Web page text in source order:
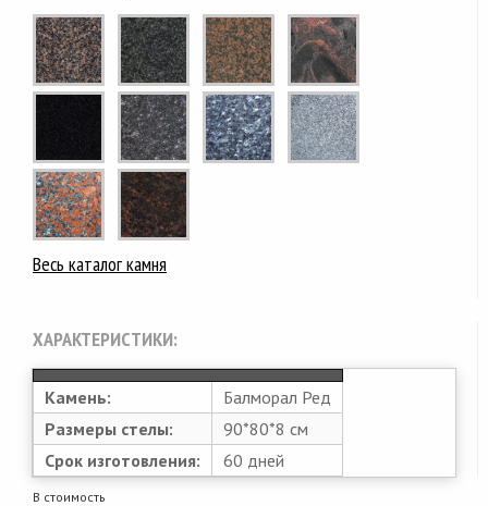
Весь каталог камня
ХАРАКТЕРИСТИКИ:
Камень:
Балморал Ред
Размеры стелы:
90*80*8 см
Срок изготовления:
60 дней
В стоимость